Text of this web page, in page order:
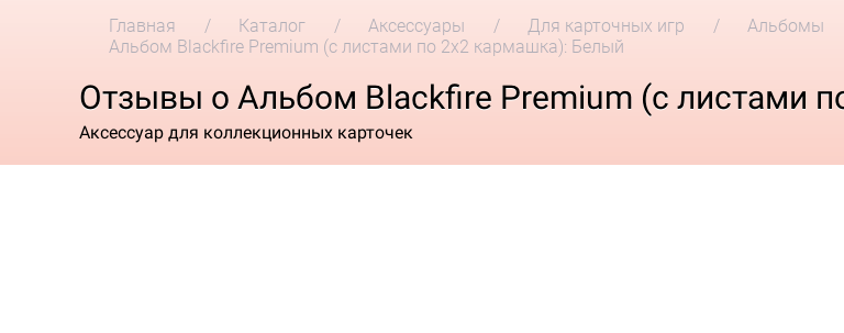
Главная Каталог Аксессуары Для карточных игр
Альбомы
Альбом Blackfire Premium (с листами по 2x2 кармашка): Белый
Отзывы о Альбом Blackfire Premium (с листами
Аксессуар для коллекционных карточек